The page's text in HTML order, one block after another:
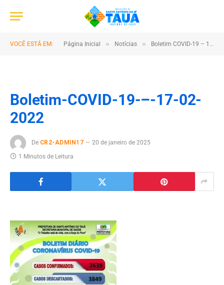
VOCÊ ESTÁ EM: Página Inicial » Notícias » Boletim COVID-19 – 17/02/2022
Boletim-COVID-19-–-17-02-
2022
De CR2-ADMIN17
20 de janeiro de 2025
1 Minutos de Leitura